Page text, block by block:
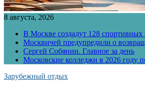
8 августа, 2026
В Москве создадут 128
Москвичей предупредили о
Сергей Собянин. Главное за день
Московские колледжи в 2026 году
Зарубежный отдых